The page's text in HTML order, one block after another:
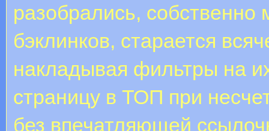
разобрались, собственно
бэклинков, старается
накладывая фильтры на
страницу в ТОП при
без впечатляющей